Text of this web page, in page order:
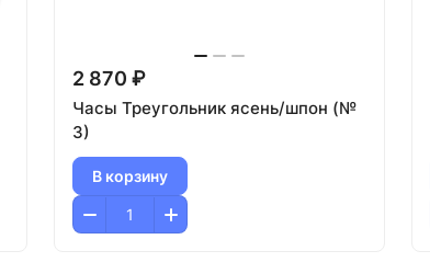
2 870 ₽
Часы Треугольник ясень/шпон (№
3)
В корзину